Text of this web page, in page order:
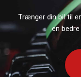
Trænger din bil til
en